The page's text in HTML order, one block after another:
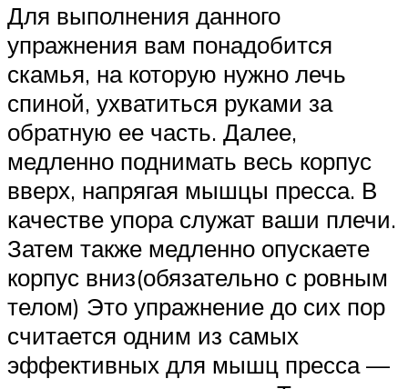
Для выполнения данного
упражнения вам понадобится
скамья, на которую нужно лечь
спиной, ухватиться руками за
обратную ее часть. Далее,
медленно поднимать весь корпус
вверх, напрягая мышцы пресса. В
качестве упора служат ваши плечи.
Затем также медленно опускаете
корпус вниз(обязательно с ровным
телом) Это упражнение до сих пор
считается одним из самых
эффективных для мышц пресса —